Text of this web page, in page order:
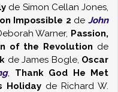
de Simon Cellan Jones,
Impossible 2 deJohn
Warner, Passion,
of the Revolution de
de James Bogle, Oscar
, Thank God He Met
Holidayde Richard W.